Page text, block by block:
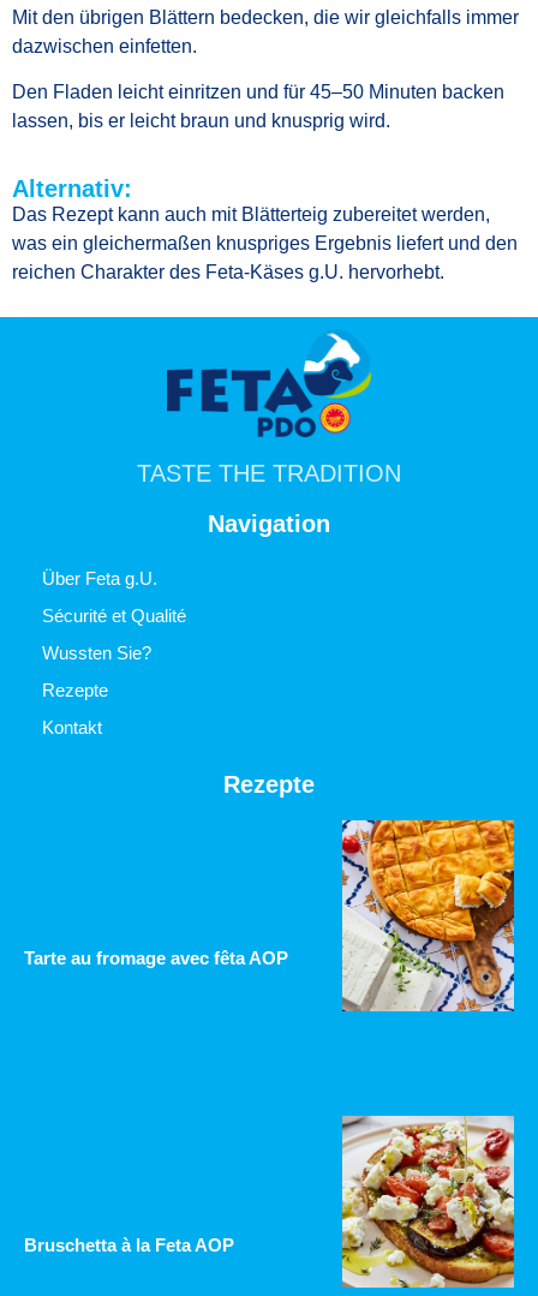
Mit den übrigen Blättern bedecken, die wir gleichfalls immer
dazwischen einfetten.
Den Fladen leicht einritzen und für 45–50 Minuten backen
lassen, bis er leicht braun und knusprig wird.
Alternativ:
Das Rezept kann auch mit Blätterteig zubereitet werden,
was ein gleichermaßen knuspriges Ergebnis liefert und den
reichen Charakter des Feta-Käses g.U. hervorhebt.
TASTE THE TRADITION
Navigation
Über Feta g.U.
Sécurité et Qualité
Wussten Sie?
Rezepte
Kontakt
Rezepte
Tarte au fromage avec fêta AOP
Bruschetta à la Feta AOP